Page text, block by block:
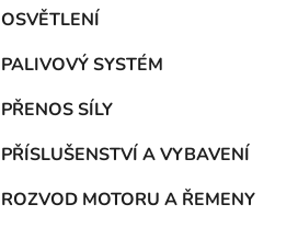
OSVĚTLENÍ
PALIVOVÝ SYSTÉM
PŘENOS SÍLY
PŘÍSLUŠENSTVÍ A VYBAVENÍ
ROZVOD MOTORU A ŘEMENY